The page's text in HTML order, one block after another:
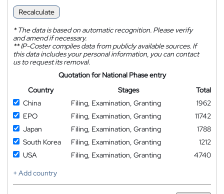
Recalculate
*The data is based on automatic recognition. Please verify
and amend if necessary.
**IP-Coster compiles data from publicly available sources. If
this data includes your personal information, you can contact
us to request its removal.
Quotation for National Phase entry
Country
Stages
Total
China
Filing, Examination, Granting
1962
EPO
Filing, Examination, Granting
11742
Japan
Filing, Examination, Granting
1788
South Korea
Filing, Examination, Granting
1212
USA
Filing, Examination, Granting
4740
+ Add country